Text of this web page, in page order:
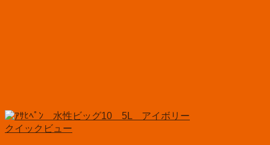
クイックビュー